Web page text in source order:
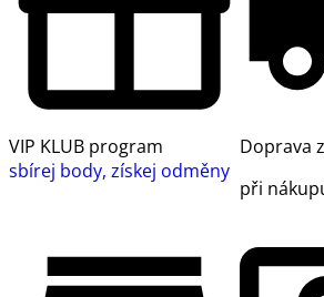
VIP KLUB program
sbírej body, získej odměny
Doprava
při